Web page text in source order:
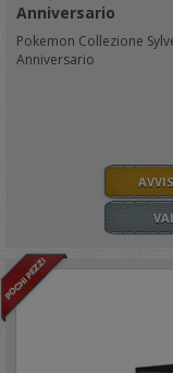
Anniversario
Pokemon Collezione
Anniversario